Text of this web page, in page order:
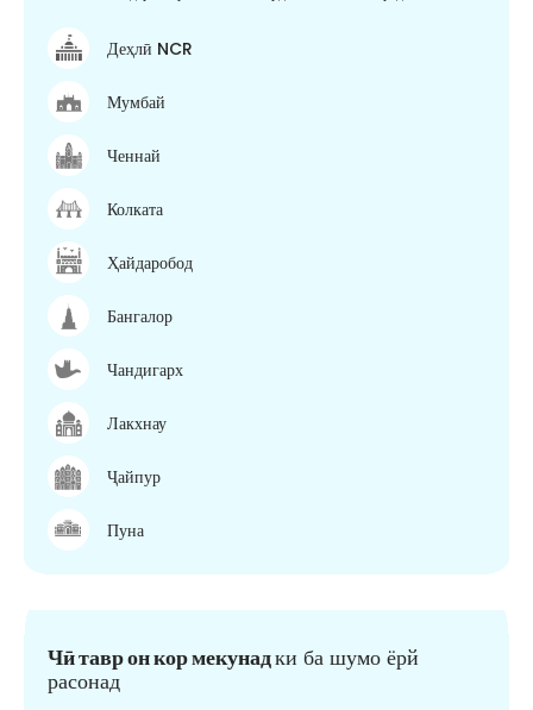
Деҳлӣ NCR
Мумбай
Ченнай
Колката
Ҳайдаробод
Бангалор
Чандигарх
Лакхнау
Ҷайпур
Пуна
Чӣ тавр он кор мекунадки ба шумо ёрй
расонад